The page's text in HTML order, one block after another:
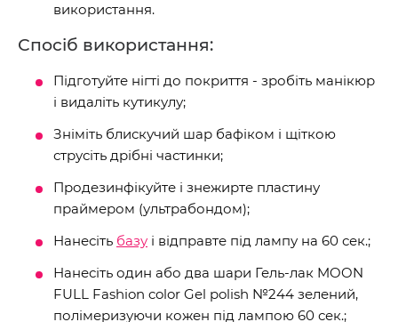
використання.
Спосіб використання:
Підготуйте нігті до покриття - зробіть манікюр
і видаліть кутикулу;
Зніміть блискучий шар бафіком і щіткою
струсіть дрібні частинки;
Продезинфікуйте і знежирте пластину
праймером (ультрабондом);
Нанесіть базу і відправте під лампу на 60 сек.;
Нанесіть один або два шари Гель-лак MOON
FULL Fashion color Gel polish №244 зелений,
полімеризуючи кожен під лампою 60 сек.;